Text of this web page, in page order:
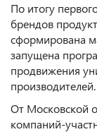
По итогу
брендов
сформирована
запущена
продвижения
производителей.
От Московской
компаний-